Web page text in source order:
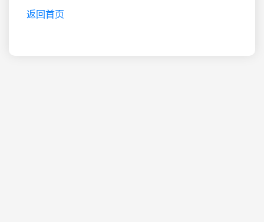
返回首页